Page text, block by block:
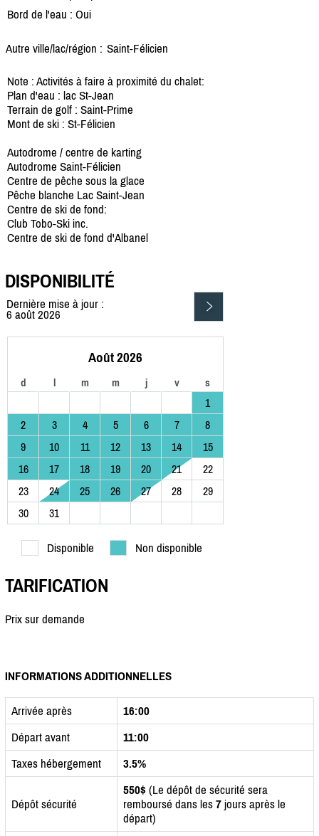
Bord de l'eau : Oui
Autre ville/lac/région : Saint-Félicien
Note : Activités à faire à proximité du chalet:
Plan d'eau : lac St-Jean
Terrain de golf : Saint-Prime
Mont de ski : St-Félicien
Autodrome / centre de karting
Autodrome Saint-Félicien
Centre de pêche sous la glace
Pêche blanche Lac Saint-Jean
Centre de ski de fond:
Club Tobo-Ski inc.
Centre de ski de fond d'Albanel
DISPONIBILITÉ
Dernière mise à jour :
6 août 2026
Août 2026
d l m m j v s
1
2
3 4 5 6 7
8
9
10 11 12 13 14
15
16
17 18 19 20 21
22
23
24 25 26 27 28
29
30
31
Disponible Non disponible
TARIFICATION
Prix sur demande
INFORMATIONS ADDITIONNELLES
Arrivée après
16:00
Départ avant
11:00
Taxes hébergement
3.5%
Dépôt sécurité
550$ (Le dépôt de sécurité sera
remboursé dans les 7 jours après le
départ)